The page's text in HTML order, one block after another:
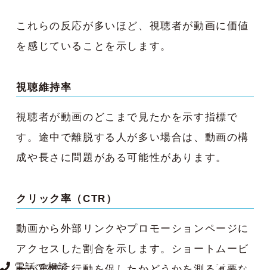
電話で相談
これらの反応が多いほど、視聴者が動画に価値
を感じていることを示します。
視聴維持率
視聴者が動画のどこまで見たかを示す指標で
す。途中で離脱する人が多い場合は、動画の構
成や長さに問題がある可能性があります。
クリック率（CTR）
動画から外部リンクやプロモーションページに
アクセスした割合を示します。ショートムービ